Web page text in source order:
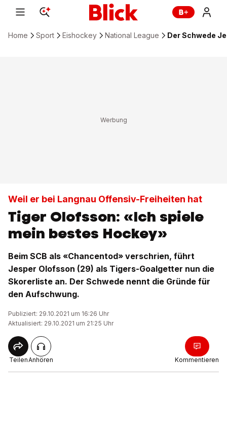
Home Sport Eishockey National League Der Schwede
Weil er bei Langnau Offensiv-Freiheiten hat
Tiger Olofsson: «Ich spiele
mein bestes Hockey»
Beim SCB als «Chancentod» verschrien, führt
Jesper Olofsson (29) als Tigers-Goalgetter nun die
Skorerliste an. Der Schwede nennt die Gründe für
den Aufschwung.
Publiziert: 29.10.2021 um 16:26 Uhr
Aktualisiert: 29.10.2021 um 21:25 Uhr
TeilenAnhören Kommentieren